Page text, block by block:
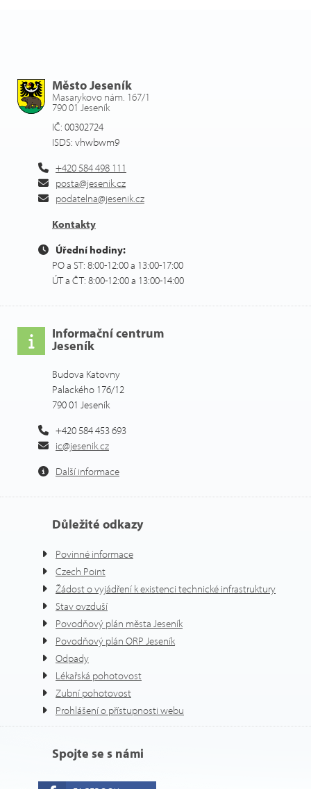
Město Jeseník
Masarykovo nám. 167/1
790 01 Jeseník
IČ: 00302724
ISDS: vhwbwm9
+420 584 498 111
posta@jesenik.cz
podatelna@jesenik.cz
Kontakty
Úřední hodiny:
PO a ST: 8:00-12:00 a 13:00-17:00
ÚT a ČT: 8:00-12:00 a 13:00-14:00
Informační centrum
Jeseník
Budova Katovny
Palackého 176/12
790 01 Jeseník
+420 584 453 693
ic@jesenik.cz
Další informace
Důležité odkazy
Povinné informace
Czech Point
Žádost o vyjádření k existenci technické infrastruktury
Stav ovzduší
Povodňový plán města Jeseník
Povodňový plán ORP Jeseník
Odpady
Lékařská pohotovost
Zubní pohotovost
Prohlášení o přístupnosti webu
Spojte se s námi